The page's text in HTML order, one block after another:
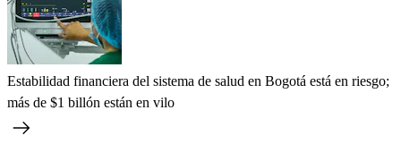
Estabilidad financiera del sistema de salud en Bogotá está en riesgo;
más de $1 billón están en vilo